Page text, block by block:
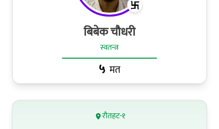
बिबेक चौधरी
स्वतन्त्र
५ मत
रौतहट-१